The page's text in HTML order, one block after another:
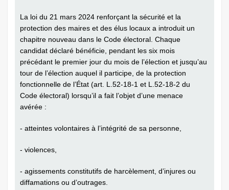
La loi du 21 mars 2024 renforçant la sécurité et la
protection des maires et des élus locaux a introduit un
chapitre nouveau dans le Code électoral. Chaque
candidat déclaré bénéficie, pendant les six mois
précédant le premier jour du mois de l’élection et jusqu’au
tour de l’élection auquel il participe, de la protection
fonctionnelle de l’État (art. L.52-18-1 et L.52-18-2 du
Code électoral) lorsqu’il a fait l’objet d’une menace
avérée :
- atteintes volontaires à l’intégrité de sa personne,
- violences,
- agissements constitutifs de harcèlement, d’injures ou
diffamations ou d’outrages.